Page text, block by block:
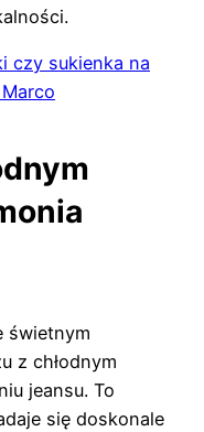
czy sukienka na
świetnym
z chłodnym
jeansu. To
się doskonale